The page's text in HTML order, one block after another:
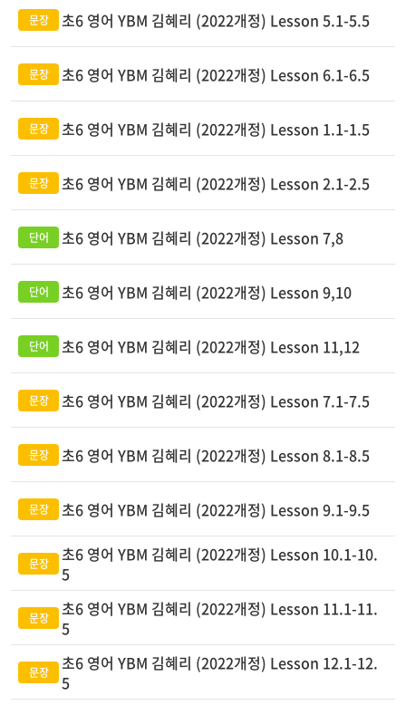
초6 영어 YBM 김혜리 (2022개정) Lesson 5.1-5.5
초6 영어 YBM 김혜리 (2022개정) Lesson 6.1-6.5
초6 영어 YBM 김혜리 (2022개정) Lesson 1.1-1.5
초6 영어 YBM 김혜리 (2022개정) Lesson 2.1-2.5
초6 영어 YBM 김혜리 (2022개정) Lesson 7,8
초6 영어 YBM 김혜리 (2022개정) Lesson 9,10
초6 영어 YBM 김혜리 (2022개정) Lesson 11,12
초6 영어 YBM 김혜리 (2022개정) Lesson 7.1-7.5
초6 영어 YBM 김혜리 (2022개정) Lesson 8.1-8.5
초6 영어 YBM 김혜리 (2022개정) Lesson 9.1-9.5
초6 영어 YBM 김혜리 (2022개정) Lesson 10.1-10.
5
초6 영어 YBM 김혜리 (2022개정) Lesson 11.1-11.
5
초6 영어 YBM 김혜리 (2022개정) Lesson 12.1-12.
5